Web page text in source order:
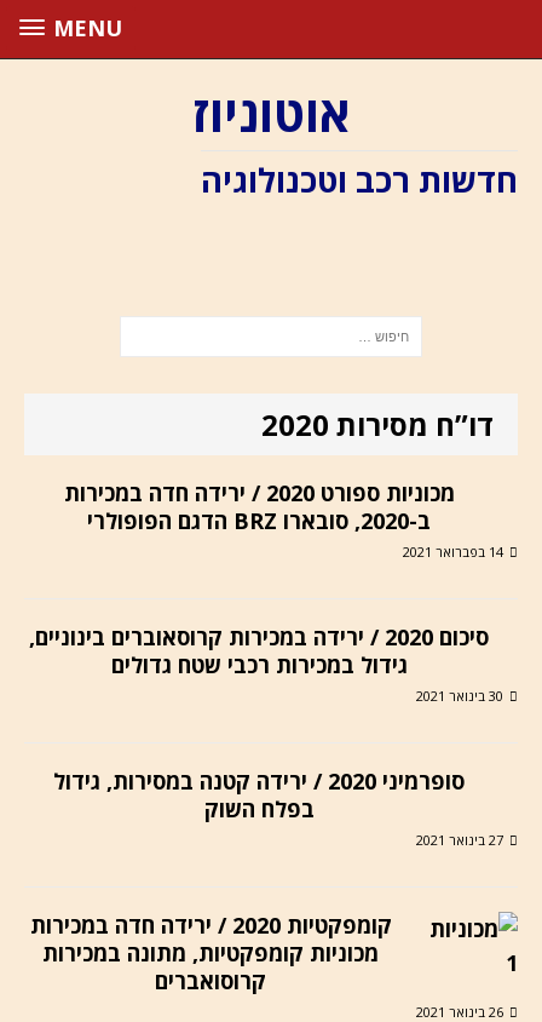
MENU
אוטוניוז
חדשות רכב וטכנולוגיה
דו”ח מסירות 2020
מכוניות ספורט 2020 / ירידה חדה במכירות
ב-2020, סובארו BRZ הדגם הפופולרי
14 בפברואר 2021
סיכום 2020 / ירידה במכירות קרוסאוברים בינוניים,
גידול במכירות רכבי שטח גדולים
30 בינואר 2021
סופרמיני 2020 / ירידה קטנה במסירות, גידול
בפלח השוק
27 בינואר 2021
קומפקטיות 2020 / ירידה חדה במכירות
מכוניות קומפקטיות, מתונה במכירות
קרוסואברים
26 בינואר 2021